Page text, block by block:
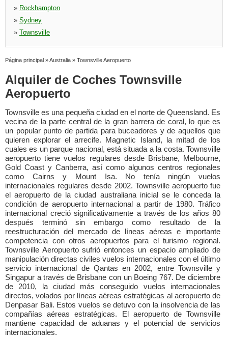
» Rockhampton
» Sydney
» Townsville
Página principal »Australia » Townsville Aeropuerto
Alquiler de Coches Townsville
Aeropuerto
Townsville es una pequeña ciudad en el norte de Queensland. Es
vecina de la parte central de la gran barrera de coral, lo que es
un popular punto de partida para buceadores y de aquellos que
quieren explorar el arrecife. Magnetic Island, la mitad de los
cuales es un parque nacional, está situada a la costa. Townsville
aeropuerto tiene vuelos regulares desde Brisbane, Melbourne,
Gold Coast y Canberra, así como algunos centros regionales
como Cairns y Mount Isa. No tenía ningún vuelos
internacionales regulares desde 2002. Townsville aeropuerto fue
el aeropuerto de la ciudad australiana inicial se le conceda la
condición de aeropuerto internacional a partir de 1980. Tráfico
internacional creció significativamente a través de los años 80
después terminó sin embargo como resultado de la
reestructuración del mercado de líneas aéreas e importante
competencia con otros aeropuertos para el turismo regional.
Townsville Aeropuerto sufrió entonces un espacio ampliado de
manipulación directas civiles vuelos internacionales con el último
servicio internacional de Qantas en 2002, entre Townsville y
Singapur a través de Brisbane con un Boeing 767. De diciembre
de 2010, la ciudad más conseguido vuelos internacionales
directos, volados por líneas aéreas estratégicas al aeropuerto de
Denpasar Bali. Estos vuelos se detuvo con la insolvencia de las
compañías aéreas estratégicas. El aeropuerto de Townsville
mantiene capacidad de aduanas y el potencial de servicios
internacionales.